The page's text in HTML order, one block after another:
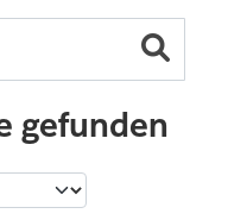
gefunden